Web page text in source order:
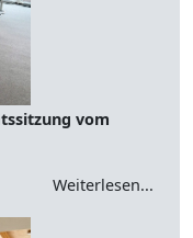
vom
Weiterlesen...